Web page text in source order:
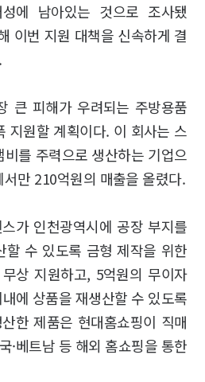
에 남아있는 것으로 조사됐
이번 지원 대책을 신속하게 결
큰 피해가 우려되는 주방용품
지원할 계획이다. 이 회사는 스
를 주력으로 생산하는 기업으
만 210억원의 매출을 올렸다.
가 인천광역시에 공장 부지를
할 수 있도록 금형 제작을 위한
상 지원하고, 5억원의 무이자
에 상품을 재생산할 수 있도록
한 제품은 현대홈쇼핑이 직매
·베트남 등 해외 홈쇼핑을 통한